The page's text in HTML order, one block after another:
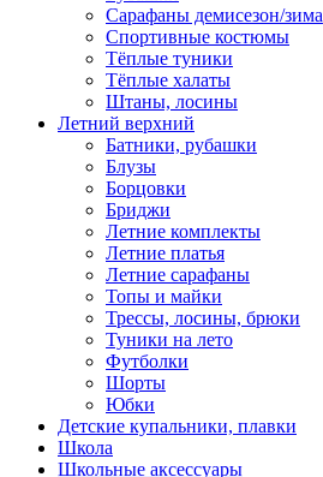
Сарафаны демисезон/зима
Спортивные костюмы
Тёплые туники
Тёплые халаты
Штаны, лосины
Летний верхний
Батники, рубашки
Блузы
Борцовки
Бриджи
Летние комплекты
Летние платья
Летние сарафаны
Топы и майки
Трессы, лосины, брюки
Туники на лето
Футболки
Шорты
Юбки
Детские купальники, плавки
Школа
Школьные аксессуары